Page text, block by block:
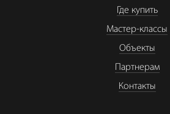
Где купить
Мастер-классы
Объекты
Партнерам
Контакты